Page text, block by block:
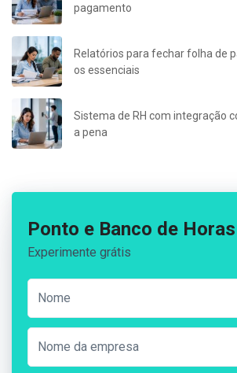
pagamento
Relatórios para fechar folha de
os essenciais
Sistema de RH com integração
a pena
Ponto e Banco de Horas
Experimente grátis